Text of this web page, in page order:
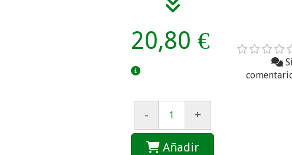
20,80 €
- +
Añadir